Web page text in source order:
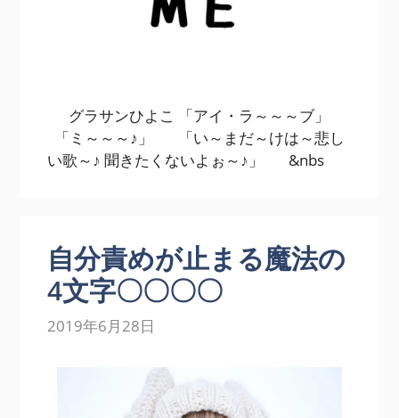
グラサンひよこ 「アイ・ラ～～～ブ」
「ミ～～～♪」 「い～まだ～けは～悲し
い歌～♪ 聞きたくないよぉ～♪」 &nbs
自分責めが止まる魔法の
4文字〇〇〇〇
2019年6月28日